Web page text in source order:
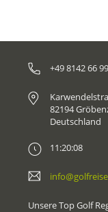
+49 8142 66
82194
Deutschland
11:20:08
Unsere Top Golf